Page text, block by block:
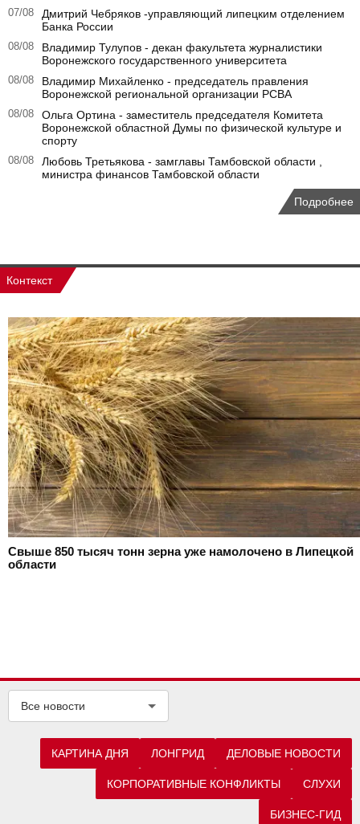
07/08
Дмитрий Чебряков -управляющий липецким отделением
Банка России
08/08
Владимир Тулупов - декан факультета журналистики
Воронежского государственного университета
08/08
Владимир Михайленко - председатель правления
Воронежской региональной организации РСВА
08/08
Ольга Ортина - заместитель председателя Комитета
Воронежской областной Думы по физической культуре и
спорту
08/08
Любовь Третьякова - замглавы Тамбовской области ,
министра финансов Тамбовской области
Подробнее
Контекст
Свыше 850 тысяч тонн зерна уже намолочено в Липецкой
области
Все новости
КАРТИНА ДНЯ ЛОНГРИД ДЕЛОВЫЕ НОВОСТИ
КОРПОРАТИВНЫЕ КОНФЛИКТЫ СЛУХИ
БИЗНЕС-ГИД